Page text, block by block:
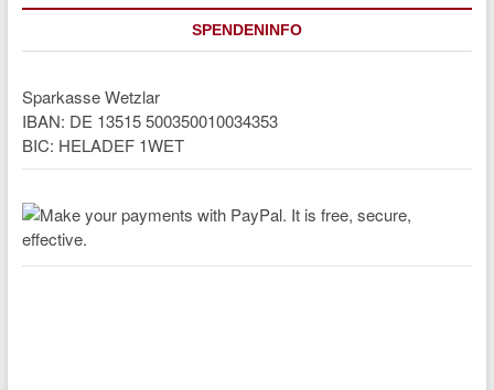
SPENDENINFO
Sparkasse Wetzlar
IBAN: DE 13515 500350010034353
BIC: HELADEF 1WET